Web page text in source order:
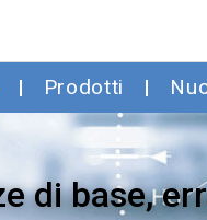
Prodotti
di base,